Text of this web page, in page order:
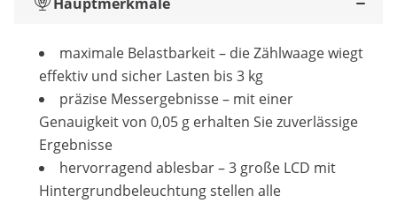
maximale Belastbarkeit – die Zählwaage wiegt
effektiv und sicher Lasten bis 3 kg
präzise Messergebnisse – mit einer
Genauigkeit von 0,05 g erhalten Sie zuverlässige
Ergebnisse
hervorragend ablesbar – 3 große LCD mit
Hintergrundbeleuchtung stellen alle